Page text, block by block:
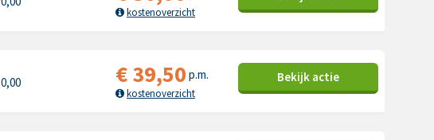
kostenoverzicht
0,00 €39,50 p.m.
kostenoverzicht
Bekijk actie